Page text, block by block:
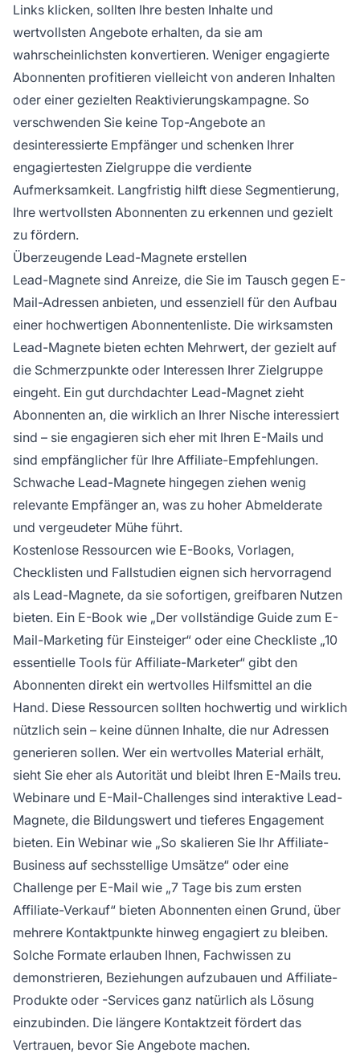
Links klicken, sollten Ihre besten Inhalte und
wertvollsten Angebote erhalten, da sie am
wahrscheinlichsten konvertieren. Weniger engagierte
Abonnenten profitieren vielleicht von anderen Inhalten
oder einer gezielten Reaktivierungskampagne. So
verschwenden Sie keine Top-Angebote an
desinteressierte Empfänger und schenken Ihrer
engagiertesten Zielgruppe die verdiente
Aufmerksamkeit. Langfristig hilft diese Segmentierung,
Ihre wertvollsten Abonnenten zu erkennen und gezielt
zu fördern.
Überzeugende Lead-Magnete erstellen
Lead-Magnete sind Anreize, die Sie im Tausch gegen E-
Mail-Adressen anbieten, und essenziell für den Aufbau
einer hochwertigen Abonnentenliste. Die wirksamsten
Lead-Magnete bieten echten Mehrwert, der gezielt auf
die Schmerzpunkte oder Interessen Ihrer Zielgruppe
eingeht. Ein gut durchdachter Lead-Magnet zieht
Abonnenten an, die wirklich an Ihrer Nische interessiert
sind – sie engagieren sich eher mit Ihren E-Mails und
sind empfänglicher für Ihre Affiliate-Empfehlungen.
Schwache Lead-Magnete hingegen ziehen wenig
relevante Empfänger an, was zu hoher Abmelderate
und vergeudeter Mühe führt.
Kostenlose Ressourcen wie E-Books, Vorlagen,
Checklisten und Fallstudien eignen sich hervorragend
als Lead-Magnete, da sie sofortigen, greifbaren Nutzen
bieten. Ein E-Book wie „Der vollständige Guide zum E-
Mail-Marketing für Einsteiger“ oder eine Checkliste „10
essentielle Tools für Affiliate-Marketer“ gibt den
Abonnenten direkt ein wertvolles Hilfsmittel an die
Hand. Diese Ressourcen sollten hochwertig und wirklich
nützlich sein – keine dünnen Inhalte, die nur Adressen
generieren sollen. Wer ein wertvolles Material erhält,
sieht Sie eher als Autorität und bleibt Ihren E-Mails treu.
Webinare und E-Mail-Challenges sind interaktive Lead-
Magnete, die Bildungswert und tieferes Engagement
bieten. Ein Webinar wie „So skalieren Sie Ihr Affiliate-
Business auf sechsstellige Umsätze“ oder eine
Challenge per E-Mail wie „7 Tage bis zum ersten
Affiliate-Verkauf“ bieten Abonnenten einen Grund, über
mehrere Kontaktpunkte hinweg engagiert zu bleiben.
Solche Formate erlauben Ihnen, Fachwissen zu
demonstrieren, Beziehungen aufzubauen und Affiliate-
Produkte oder -Services ganz natürlich als Lösung
einzubinden. Die längere Kontaktzeit fördert das
Vertrauen, bevor Sie Angebote machen.